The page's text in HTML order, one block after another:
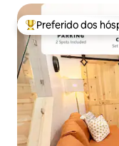
Entre os melhores
Preferido dos